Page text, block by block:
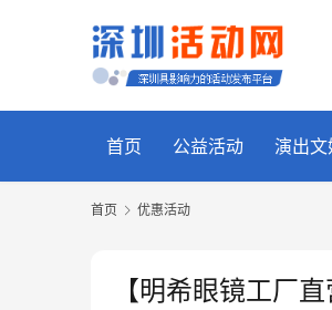
首页 公益活动 演出文
首页 优惠活动
【明希眼镜工厂